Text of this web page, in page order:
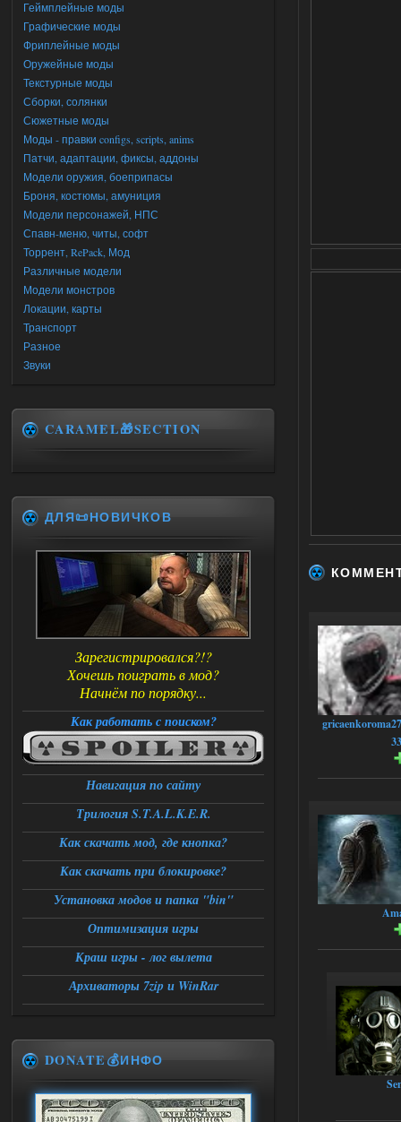
Геймплейные моды
Графические моды
Фриплейные моды
Оружейные моды
Текстурные моды
Сборки, солянки
Сюжетные моды
Моды - правки configs, scripts, anims
Патчи, адаптации, фиксы, аддоны
Модели оружия, боеприпасы
Броня, костюмы, амуниция
Модели персонажей, НПС
Спавн-меню, читы, софт
Торрент, RePack, Мод
Различные модели
Модели монстров
Локации, карты
Транспорт
Разное
Звуки
CARAMEL🎁SECTION
ДЛЯ📜НОВИЧКОВ
Зарегистрировался?!?
Хочешь поиграть в мод?
Начнём по порядку...
Как работать с поиском?
Навигация по сайту
Трилогия S.T.A.L.K.E.R.
Как скачать мод, где кнопка?
Как скачать при блокировке?
Установка модов и папка "bin"
Оптимизация игры
Краш игры - лог вылета
Архиваторы 7zip и WinRar
DONATE💰ИНФО